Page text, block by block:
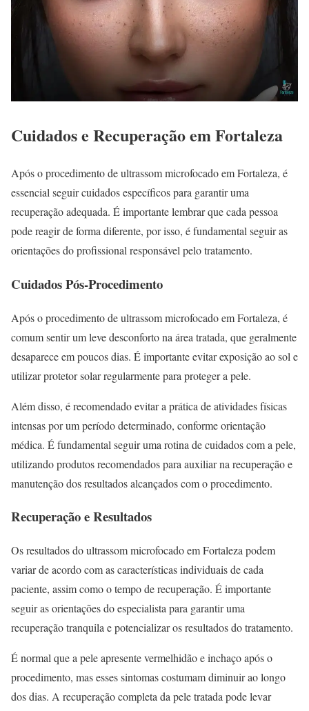
Cuidados e Recuperação em Fortaleza
Após o procedimento de ultrassom microfocado em Fortaleza, é
essencial seguir cuidados específicos para garantir uma
recuperação adequada. É importante lembrar que cada pessoa
pode reagir de forma diferente, por isso, é fundamental seguir as
orientações do profissional responsável pelo tratamento.
Cuidados Pós-Procedimento
Após o procedimento de ultrassom microfocado em Fortaleza, é
comum sentir um leve desconforto na área tratada, que geralmente
desaparece em poucos dias. É importante evitar exposição ao sol e
utilizar protetor solar regularmente para proteger a pele.
Além disso, é recomendado evitar a prática de atividades físicas
intensas por um período determinado, conforme orientação
médica. É fundamental seguir uma rotina de cuidados com a pele,
utilizando produtos recomendados para auxiliar na recuperação e
manutenção dos resultados alcançados com o procedimento.
Recuperação e Resultados
Os resultados do ultrassom microfocado em Fortaleza podem
variar de acordo com as características individuais de cada
paciente, assim como o tempo de recuperação. É importante
seguir as orientações do especialista para garantir uma
recuperação tranquila e potencializar os resultados do tratamento.
É normal que a pele apresente vermelhidão e inchaço após o
procedimento, mas esses sintomas costumam diminuir ao longo
dos dias. A recuperação completa da pele tratada pode levar